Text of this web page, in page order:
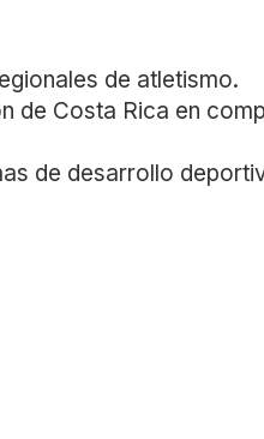
de atletismo.
de Costa Rica en
de desarrollo